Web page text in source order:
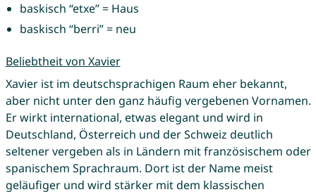
baskisch “etxe” = Haus
baskisch “berri” = neu
Beliebtheit von Xavier
Xavier ist im deutschsprachigen Raum eher bekannt,
aber nicht unter den ganz häufig vergebenen Vornamen.
Er wirkt international, etwas elegant und wird in
Deutschland, Österreich und der Schweiz deutlich
seltener vergeben als in Ländern mit französischem oder
spanischem Sprachraum. Dort ist der Name meist
geläufiger und wird stärker mit dem klassischen